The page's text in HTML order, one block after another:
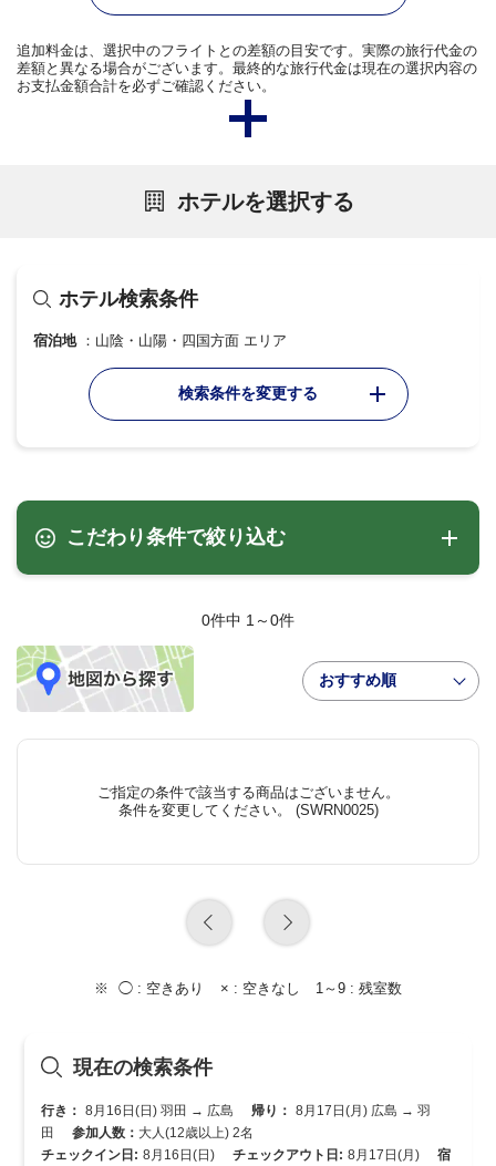
追加料金は、選択中のフライトとの差額の目安です。実際の旅行代金の
差額と異なる場合がございます。最終的な旅行代金は現在の選択内容の
お支払金額合計を必ずご確認ください。
ホテルを選択する
ホテル検索条件
宿泊地 山陰・山陽・四国方面 エリア
検索条件を変更する
こだわり条件で絞り込む
0件中 1～0件
おすすめ順
ご指定の条件で該当する商品はございません。
条件を変更してください。 (SWRN0025)
◯ : 空きあり × : 空きなし 1～9 : 残室数
現在の検索条件
行き： 8月16日(日) 羽田 → 広島 帰り： 8月17日(月) 広島 → 羽
田
参加人数： 大人(12歳以上) 2名
チェックイン日: 8月16日(日) チェックアウト日: 8月17日(月)
宿